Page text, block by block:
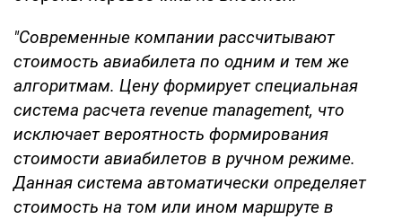
"Современные компании рассчитывают
стоимость авиабилета по одним и тем же
алгоритмам. Цену формирует специальная
система расчета revenue management, что
исключает вероятность формирования
стоимости авиабилетов в ручном режиме.
Данная система автоматически определяет
стоимость на том или ином маршруте в